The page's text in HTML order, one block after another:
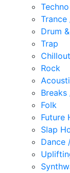
Trance
Drum
Trap
Rock
Folk
Future
Slap
Dance